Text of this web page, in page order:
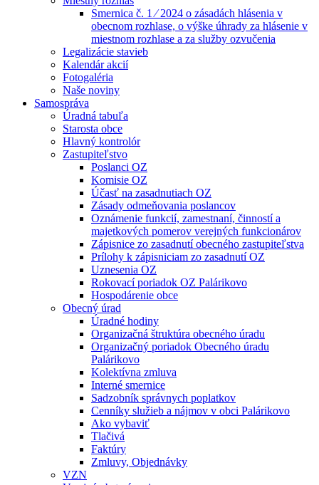
Smernica č. 1 ⁄ 2024 o zásadách hlásenia v
obecnom rozhlase, o výške úhrady za hlásenie v
miestnom rozhlase a za služby ozvučenia
Legalizácie stavieb
Kalendár akcií
Fotogaléria
Naše noviny
Samospráva
Úradná tabuľa
Starosta obce
Hlavný kontrolór
Zastupiteľstvo
Poslanci OZ
Komisie OZ
Účasť na zasadnutiach OZ
Zásady odmeňovania poslancov
Oznámenie funkcií, zamestnaní, činností a
majetkových pomerov verejných funkcionárov
Zápisnice zo zasadnutí obecného zastupiteľstva
Prílohy k zápisniciam zo zasadnutí OZ
Uznesenia OZ
Rokovací poriadok OZ Palárikovo
Hospodárenie obce
Obecný úrad
Úradné hodiny
Organizačná štruktúra obecného úradu
Organizačný poriadok Obecného úradu
Palárikovo
Kolektívna zmluva
Interné smernice
Sadzobník správnych poplatkov
Cenníky služieb a nájmov v obci Palárikovo
Ako vybaviť
Tlačivá
Faktúry
Zmluvy, Objednávky
VZN